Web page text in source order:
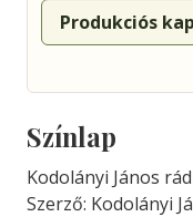
Produkciós
Színlap
Kodolányi János
Szerző: Kodolányi